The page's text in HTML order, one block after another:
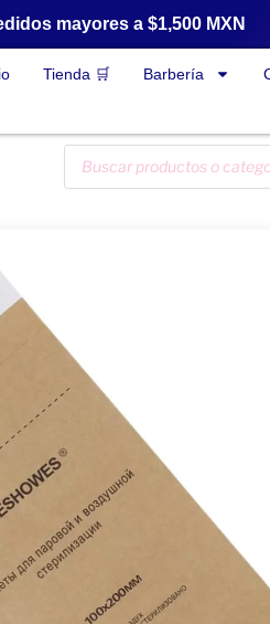
mayores a $1,500 MXN
Tienda 🛒 Barbería